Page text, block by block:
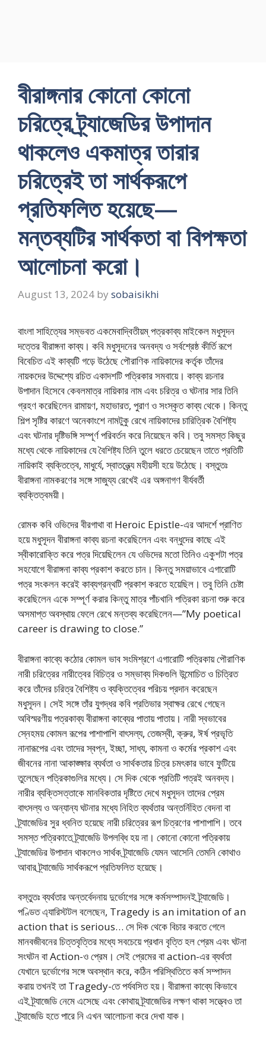
বীরাঙ্গনার কোনো কোনো
চরিত্রে ট্র্যাজেডির উপাদান
থাকলেও একমাত্র তারার
চরিত্রেই তা সার্থকরূপে
প্রতিফলিত হয়েছে—
মন্তব্যটির সার্থকতা বা বিপক্ষতা
আলোচনা করো।
August 13, 2024 by sobaisikhi
বাংলা সাহিত্যের সম্ভবত একমেবাদ্বিতীয়ম্ পত্রকাব্য মাইকেল মধুসূদন
দত্তের বীরাঙ্গনা কাব্য। কবি মধুসূদনের অনবদ্য ও সর্বশ্রেষ্ঠ কীর্তি রূপে
বিবেচিত এই কাব্যটি গড়ে উঠেছে পৌরাণিক নায়িকাদের কর্তৃক তাঁদের
নায়কদের উদ্দেশ্যে রচিত একাদশটি পত্রিকার সমবায়ে। কাব্য রচনার
উপাদান হিসেবে কেবলমাত্র নায়িকার নাম এবং চরিত্র ও ঘটনার সার তিনি
গ্রহণ করেছিলেন রামায়ণ, মহাভারত, পুরাণ ও সংস্কৃত কাব্য থেকে। কিন্তু
শিল্প সৃষ্টির কারণে অনেকাংশে নামটুকু রেখে নায়িকাদের চারিত্রিক বৈশিষ্ট্য
এবং ঘটনার দৃষ্টিভঙ্গি সম্পূর্ণ পরিবর্তন করে নিয়েছেন কবি। তবু সমস্ত কিছুর
মধ্যে থেকে নায়িকাদের যে বৈশিষ্ট্য তিনি তুলে ধরতে চেয়েছেন তাতে প্রতিটি
নায়িকাই ব্যক্তিত্বে, মাধুর্যে, স্বাতন্ত্র্যে মহীয়সী হয়ে উঠেছে। বস্তুতঃ
বীরাঙ্গনা নামকরণের সঙ্গে সাজুয্য রেখেই এর অঙ্গনাগণ বীর্যবর্তী
ব্যক্তিত্বময়ী।
রোমক কবি ওভিদের বীরগাথা বা Heroic Epistle-এর আদর্শে প্রাণিত
হয়ে মধুসূদন বীরাঙ্গনা কাব্য রচনা করেছিলেন এবং বন্ধুদের কাছে এই
স্বীকারোক্তি করে পত্র দিয়েছিলেন যে ওভিদের মতো তিনিও একুশটা পত্র
সহযোগে বীরাঙ্গনা কাব্য প্রকাশ করতে চান। কিন্তু সময়াভাবে এগারোটি
পত্র সংকলন করেই কাব্যগ্রন্থটি প্রকাশ করতে হয়েছিল। তবু তিনি চেষ্টা
করেছিলেন একে সম্পূর্ণ করার কিন্তু মাত্র পাঁচখানি পত্রিকা রচনা শুরু করে
অসমাপ্ত অবস্থায় ফেলে রেখে মন্তব্য করেছিলেন—”My poetical
career is drawing to close.”
বীরাঙ্গনা কাব্যে কঠোর কোমল ভাব সংমিশ্রণে এগারোটি পত্রিকায় পৌরাণিক
নারী চরিত্রের নারীত্বের বিচিত্র ও সম্ভাব্য দিকগুলি উন্মোচিত ও চিত্রিত
করে তাঁদের চরিত্র বৈশিষ্ট্য ও ব্যক্তিত্বের পরিচয় প্রদান করেছেন
মধুসূদন। সেই সঙ্গে তাঁর যুগদ্ধর কবি প্রতিভার স্বাক্ষর রেখে গেছেন
অবিস্মরণীয় পত্রকাব্য বীরাঙ্গনা কাব্যের পাতায় পাতায়। নারী স্বভাবের
স্নেহময় কোমল রূপের পাশাপাশি বাৎসল্য, তেজস্বী, ক্রুর, ঈর্ষ প্রভৃতি
নানারূপের এবং তাদের স্বপ্ন, ইচ্ছা, সাধ্য, কামনা ও কর্মের প্রকাশ এবং
জীবনের নানা আকাঙ্ক্ষার ব্যর্থতা ও সার্থকতার চিত্র চমৎকার ভাবে ফুটিয়ে
তুলেছেন পত্রিকাগুলির মধ্যে। সে দিক থেকে প্রতিটি পত্রই অনবদ্য।
নারীর ব্যক্তিসত্তাকে মানবিকতার দৃষ্টিতে দেখে মধুসূদন তাদের প্রেম
বাৎসল্য ও অন্যান্য ঘটনার মধ্যে নিহিত ব্যর্থতার অন্তর্নিহিত বেদনা বা
ট্র্যাজেডির সুর ধ্বনিত হয়েছে নারী চরিত্রের রূপ চিত্রণের পাশাপাশি। তবে
সমস্ত পত্রিকাতে ট্র্যাজেডি উপলব্ধি হয় না। কোনো কোনো পত্রিকায়
ট্র্যাজেডির উপাদান থাকলেও সার্থক ট্র্যাজেডি যেমন আসেনি তেমনি কোথাও
আবার ট্র্যাজেডি সার্থকরূপে প্রতিফলিত হয়েছে।
বস্তুতঃ ব্যর্থতার অন্তর্বেদনায় দুর্ভোগের সঙ্গে কর্মসম্পাদনই ট্র্যাজেডি।
পণ্ডিত এ্যারিস্টটল বলেছেন, Tragedy is an imitation of an
action that is serious… সে দিক থেকে বিচার করতে গেলে
মানবজীবনের চিত্তবৃত্তির মধ্যে সবচেয়ে প্রধান বৃত্তি হল প্রেম এবং ঘটনা
সংঘটন বা Action-ও প্রেম। সেই প্রেমের বা action-এর ব্যর্থতা
যেখানে দুর্ভোগের সঙ্গে অবস্থান করে, কঠিন পরিস্থিতিতে কর্ম সম্পাদন
করায় তখনই তা Tragedy-তে পর্যবসিত হয়। বীরাঙ্গনা কাব্যে কিভাবে
এই ট্র্যাজেডি নেমে এসেছে এবং কোথায় ট্র্যাজেডির লক্ষণ থাকা সত্ত্বেও তা
ট্র্যাজেডি হতে পারে নি এখন আলোচনা করে দেখা যাক।